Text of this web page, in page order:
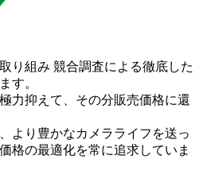
り組み 競合調査による徹底した
す。
力抑えて、その分販売価格に還
より豊かなカメラライフを送っ
格の最適化を常に追求していま